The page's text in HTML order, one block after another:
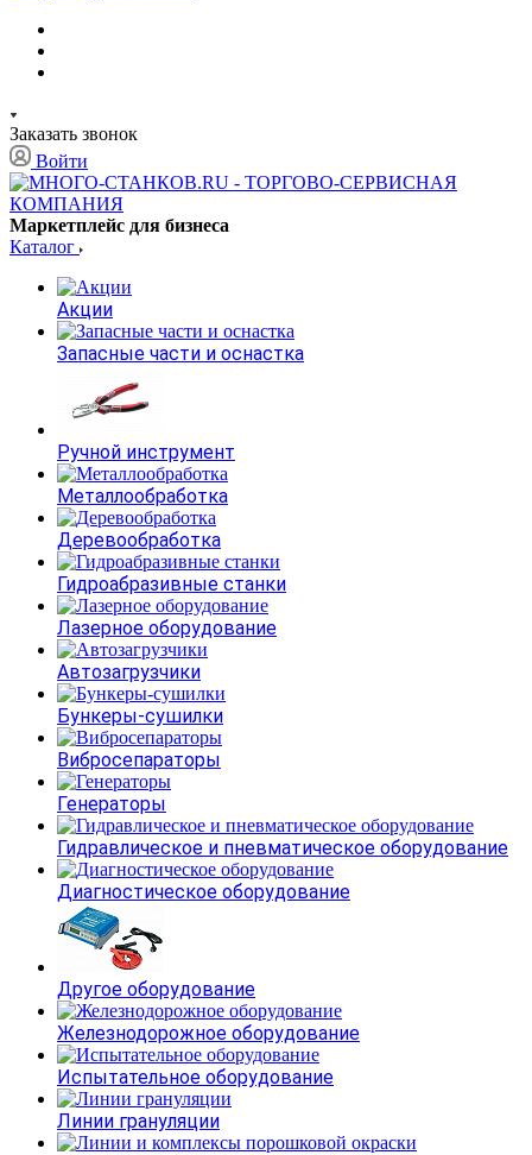
Заказать звонок
Войти
Маркетплейс для бизнеса
Каталог
Акции
Запасные части и оснастка
Ручной инструмент
Металлообработка
Деревообработка
Гидроабразивные станки
Лазерное оборудование
Автозагрузчики
Бункеры-сушилки
Вибросепараторы
Генераторы
Гидравлическое и пневматическое оборудование
Диагностическое оборудование
Другое оборудование
Железнодорожное оборудование
Испытательное оборудование
Линии грануляции